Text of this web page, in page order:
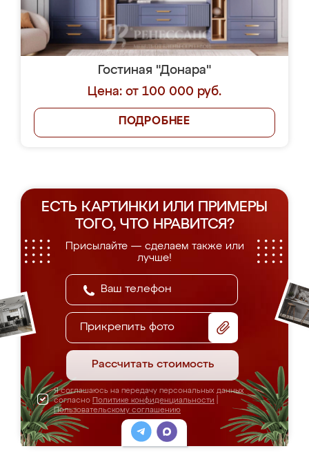
Гостиная "Донара"
Цена: от 100 000 руб.
ПОДРОБНЕЕ
ЕСТЬ КАРТИНКИ ИЛИ ПРИМЕРЫ
ТОГО, ЧТО НРАВИТСЯ?
Присылайте — сделаем также или
лучше!
Прикрепить фото
Рассчитать стоимость
Я соглашаюсь на передачу персональных данных
согласно Политике конфиденциальности
Пользовательскому соглашению